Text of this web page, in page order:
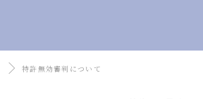
特許無効審判について